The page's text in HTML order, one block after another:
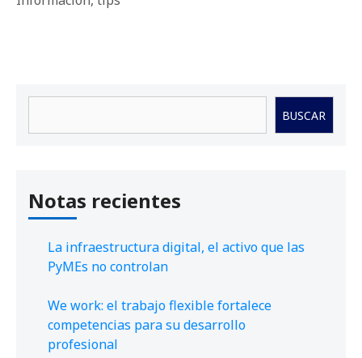
BUSCAR
Notas recientes
La infraestructura digital, el activo que las
PyMEs no controlan
We work: el trabajo flexible fortalece
competencias para su desarrollo
profesional